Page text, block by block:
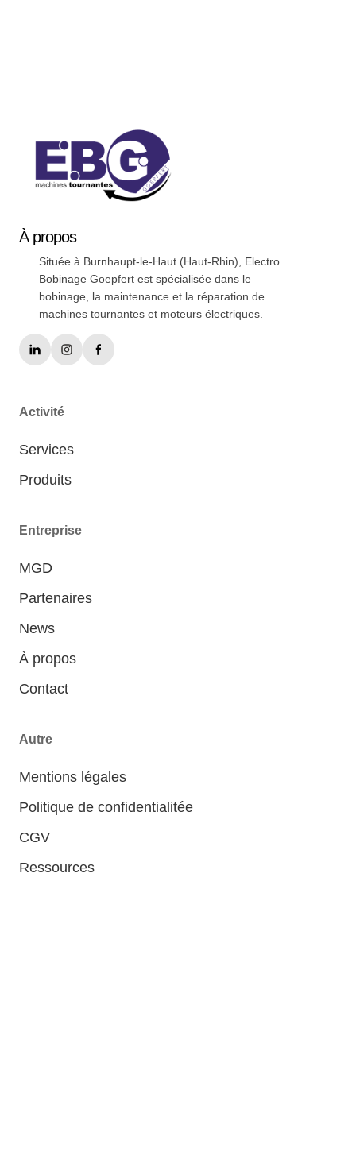
Àpropos
Située à Burnhaupt-le-Haut (Haut-Rhin), Electro
Bobinage Goepfert est spécialisée dans le
bobinage, la maintenance et la réparation de
machines tournantes et moteurs électriques.
Activité
Services
Produits
Entreprise
MGD
Partenaires
News
À propos
Contact
Autre
Mentions légales
Politique de confidentialitée
CGV
Ressources